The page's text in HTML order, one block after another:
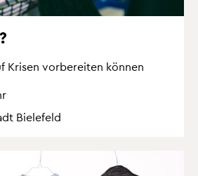
Kri­sen vor­be­rei­ten kön­nen
Bie­le­feld